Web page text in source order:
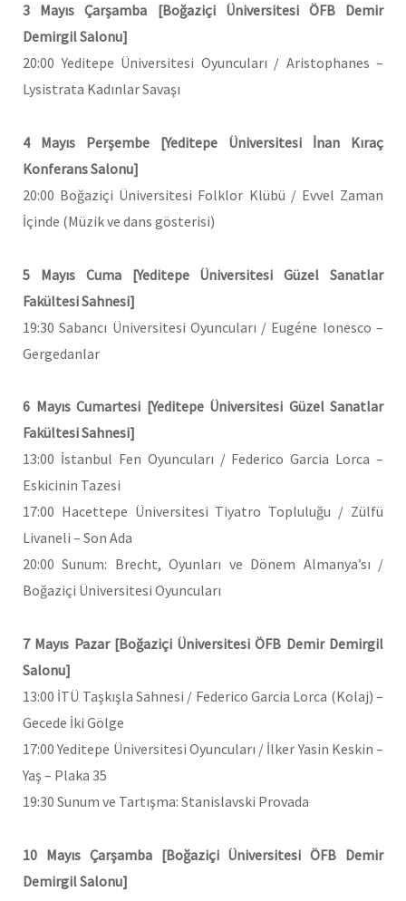
3 Mayıs Çarşamba [Boğaziçi Üniversitesi ÖFB Demir
Demirgil Salonu]
20:00 Yeditepe Üniversitesi Oyuncuları / Aristophanes –
Lysistrata Kadınlar Savaşı
4 Mayıs Perşembe [Yeditepe Üniversitesi İnan Kıraç
Konferans Salonu]
20:00 Boğaziçi Üniversitesi Folklor Klübü / Evvel Zaman
İçinde (Müzik ve dans gösterisi)
5 Mayıs Cuma [Yeditepe Üniversitesi Güzel Sanatlar
Fakültesi Sahnesi]
19:30 Sabancı Üniversitesi Oyuncuları / Eugéne Ionesco –
Gergedanlar
6 Mayıs Cumartesi [Yeditepe Üniversitesi Güzel Sanatlar
Fakültesi Sahnesi]
13:00 İstanbul Fen Oyuncuları / Federico Garcia Lorca –
Eskicinin Tazesi
17:00 Hacettepe Üniversitesi Tiyatro Topluluğu / Zülfü
Livaneli – Son Ada
20:00 Sunum: Brecht, Oyunları ve Dönem Almanya’sı /
Boğaziçi Üniversitesi Oyuncuları
7 Mayıs Pazar [Boğaziçi Üniversitesi ÖFB Demir Demirgil
Salonu]
13:00 İTÜ Taşkışla Sahnesi / Federico Garcia Lorca (Kolaj) –
Gecede İki Gölge
17:00 Yeditepe Üniversitesi Oyuncuları / İlker Yasin Keskin –
Yaş – Plaka 35
19:30 Sunum ve Tartışma: Stanislavski Provada
10 Mayıs Çarşamba [Boğaziçi Üniversitesi ÖFB Demir
Demirgil Salonu]